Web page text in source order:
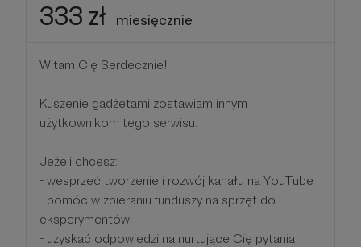
333 zł miesięcznie
Witam Cię Serdecznie!
Kuszenie gadżetami zostawiam innym
użytkownikom tego serwisu.
Jeżeli chcesz:
- wesprzeć tworzenie i rozwój kanału na YouTube
- pomóc w zbieraniu funduszy na sprzęt do
eksperymentów
- uzyskać odpowiedzi na nurtujące Cię pytania